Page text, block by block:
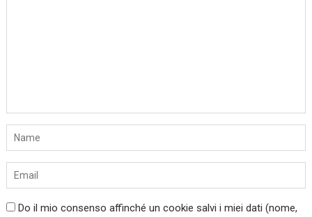
Do il mio consenso affinché un cookie salvi i miei dati (nome,